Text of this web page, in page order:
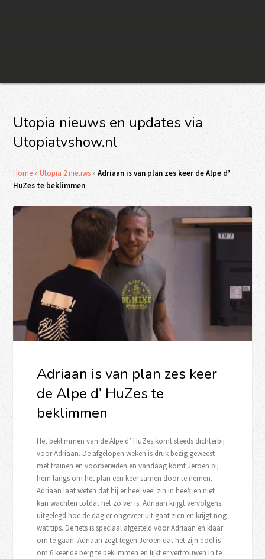
Utopia nieuws en updates via
Utopiatvshow.nl
Home »Utopia 2 nieuws »Adriaan is van plan zes keer de Alpe d’
HuZes te beklimmen
Adriaan is van plan zes keer
de Alpe d’ HuZes te
beklimmen
Het beklimmen van de Alpe d’ HuZes komt steeds dichterbij
voor Adriaan. De afgelopen weken is druk bezig geweest
met trainen en voorbereiden en vandaag komt Jeroen bij
hem langs om het plan een keer samen door te nemen.
Adriaan laat weten dat hij er heel veel zin in heeft en niet
kan wachten totdat het zo ver is. Adriaan krijgt vervolgens
uitgelegd hoe de dag er ongeveer uit gaat zien en krijgt nog
wat tips. De fiets is speciaal afgesteld voor Adriaan en klaar
om te gaan. Adriaan zegt tegen Jeroen dat het zijn doel is
om 6 keer de berg te beklimmen en lijkt er vertrouwen in te